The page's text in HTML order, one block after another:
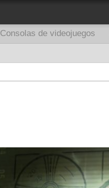
Consolas de videojuegos